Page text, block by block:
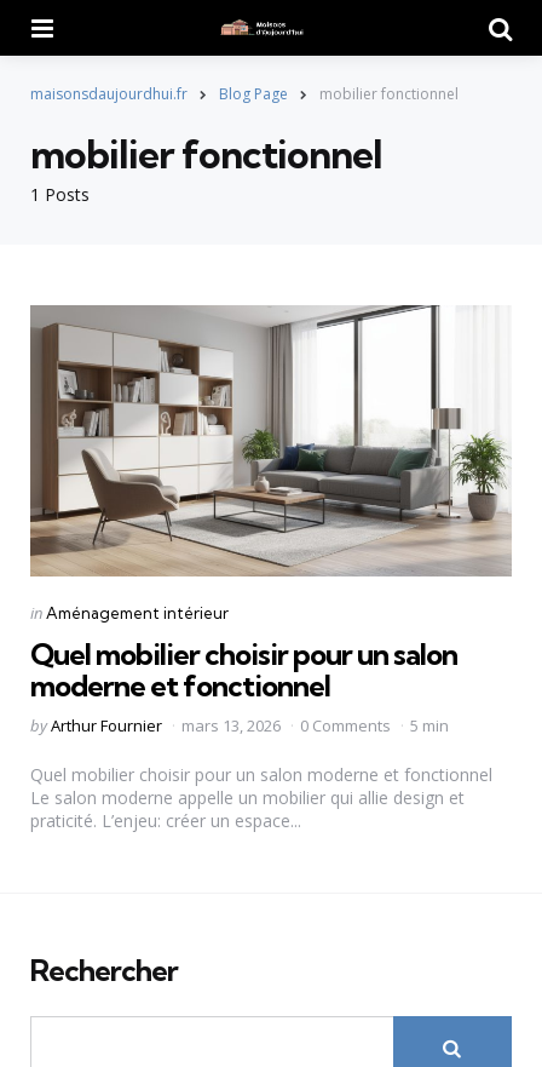
maisonsdaujourdhui.fr Blog Page mobilier fonctionnel
1 Posts
mobilier fonctionnel
Categories
Posted
inAménagement intérieur
Quel mobilier choisir pour un salon
moderne et fonctionnel
Posted
byArthur Fournier mars 13, 2026 0 Comments 5 min
Quel mobilier choisir pour un salon moderne et fonctionnel
Le salon moderne appelle un mobilier qui allie design et
praticité. L’enjeu: créer un espace...
Rechercher